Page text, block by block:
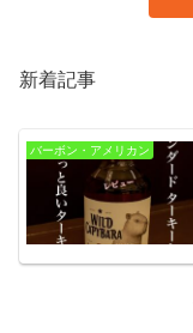
新着記事
バーボン・アメリカン